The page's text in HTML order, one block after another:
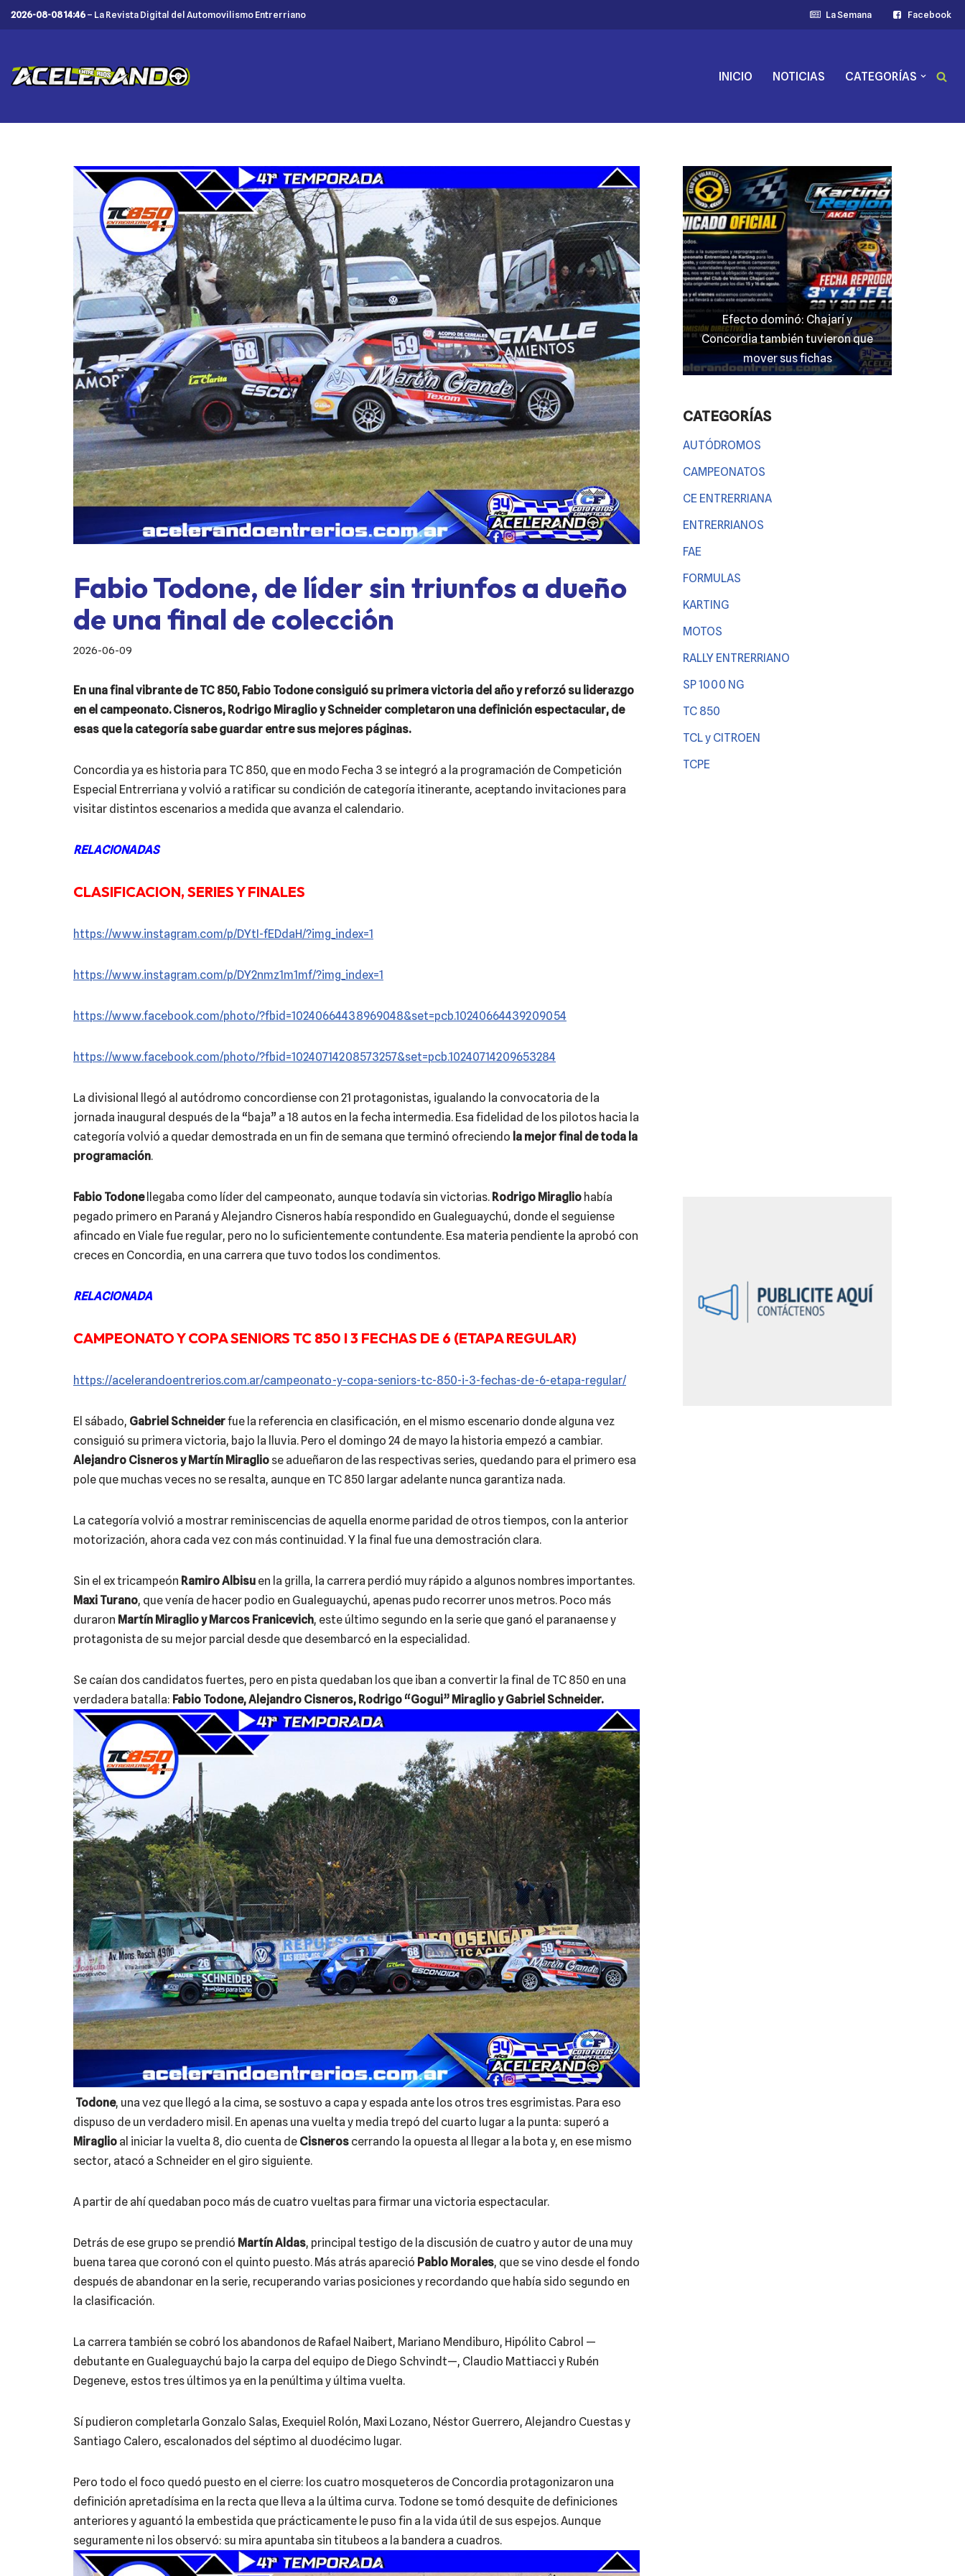
contenido
2026-08-08 14:46 – La Revista Digital del Automovilismo Entrerriano La Semana Facebook
INICIO NOTICIAS CATEGORÍAS
Fabio Todone, de líder sin triunfos a dueño
de una final de colección
2026-06-09
En una final vibrante de TC 850, Fabio Todone consiguió su primera victoria del año y reforzó su liderazgo
en el campeonato. Cisneros, Rodrigo Miraglio y Schneider completaron una definición espectacular, de
esas que la categoría sabe guardar entre sus mejores páginas.
Concordia ya es historia para TC 850, que en modo Fecha 3 se integró a la programación de Competición
Especial Entrerriana y volvió a ratificar su condición de categoría itinerante, aceptando invitaciones para
visitar distintos escenarios a medida que avanza el calendario.
RELACIONADAS
CLASIFICACION, SERIES Y FINALES
https://www.instagram.com/p/DYtI-fEDdaH/?img_index=1
https://www.instagram.com/p/DY2nmz1m1mf/?img_index=1
https://www.facebook.com/photo/?fbid=10240664438969048&set=pcb.10240664439209054
https://www.facebook.com/photo/?fbid=10240714208573257&set=pcb.10240714209653284
La divisional llegó al autódromo concordiense con 21 protagonistas, igualando la convocatoria de la
jornada inaugural después de la “baja” a 18 autos en la fecha intermedia. Esa fidelidad de los pilotos hacia la
categoría volvió a quedar demostrada en un fin de semana que terminó ofreciendo la mejor final de toda la
programación.
Fabio Todonellegaba como líder del campeonato, aunque todavía sin victorias. Rodrigo Miraglio había
pegado primero en Paraná y Alejandro Cisneros había respondido en Gualeguaychú, donde el seguiense
afincado en Viale fue regular, pero no lo suficientemente contundente. Esa materia pendiente la aprobó con
creces en Concordia, en una carrera que tuvo todos los condimentos.
RELACIONADA
CAMPEONATO Y COPA SENIORS TC 850 I 3 FECHAS DE 6 (ETAPA REGULAR)
https://acelerandoentrerios.com.ar/campeonato-y-copa-seniors-tc-850-i-3-fechas-de-6-etapa-regular/
El sábado, Gabriel Schneiderfue la referencia en clasificación, en el mismo escenario donde alguna vez
consiguió su primera victoria, bajo la lluvia. Pero el domingo 24 de mayo la historia empezó a cambiar.
Alejandro Cisneros y Martín Miraglio se adueñaron de las respectivas series, quedando para el primero esa
pole que muchas veces no se resalta, aunque en TC 850 largar adelante nunca garantiza nada.
La categoría volvió a mostrar reminiscencias de aquella enorme paridad de otros tiempos, con la anterior
motorización, ahora cada vez con más continuidad. Y la final fue una demostración clara.
Sin el ex tricampeón Ramiro Albisu en la grilla, la carrera perdió muy rápido a algunos nombres importantes.
Maxi Turano, que venía de hacer podio en Gualeguaychú, apenas pudo recorrer unos metros. Poco más
duraron Martín Miraglio y Marcos Franicevich, este último segundo en la serie que ganó el paranaense y
protagonista de su mejor parcial desde que desembarcó en la especialidad.
Se caían dos candidatos fuertes, pero en pista quedaban los que iban a convertir la final de TC 850 en una
verdadera batalla: Fabio Todone, Alejandro Cisneros, Rodrigo “Gogui” Miraglio y Gabriel Schneider.
Todone, una vez que llegó a la cima, se sostuvo a capa y espada ante los otros tres esgrimistas. Para eso
dispuso de un verdadero misil. En apenas una vuelta y media trepó del cuarto lugar a la punta: superó a
Miraglio al iniciar la vuelta 8, dio cuenta de Cisneros cerrando la opuesta al llegar a la bota y, en ese mismo
sector, atacó a Schneider en el giro siguiente.
A partir de ahí quedaban poco más de cuatro vueltas para firmar una victoria espectacular.
Detrás de ese grupo se prendió Martín Aldas, principal testigo de la discusión de cuatro y autor de una muy
buena tarea que coronó con el quinto puesto. Más atrás apareció Pablo Morales, que se vino desde el fondo
después de abandonar en la serie, recuperando varias posiciones y recordando que había sido segundo en
la clasificación.
La carrera también se cobró los abandonos de Rafael Naibert, Mariano Mendiburo, Hipólito Cabrol —
debutante en Gualeguaychú bajo la carpa del equipo de Diego Schvindt—, Claudio Mattiacci y Rubén
Degeneve, estos tres últimos ya en la penúltima y última vuelta.
Sí pudieron completarla Gonzalo Salas, Exequiel Rolón, Maxi Lozano, Néstor Guerrero, Alejandro Cuestas y
Santiago Calero, escalonados del séptimo al duodécimo lugar.
Pero todo el foco quedó puesto en el cierre: los cuatro mosqueteros de Concordia protagonizaron una
definición apretadísima en la recta que lleva a la última curva. Todone se tomó desquite de definiciones
anteriores y aguantó la embestida que prácticamente le puso fin a la vida útil de sus espejos. Aunque
seguramente ni los observó: su mira apuntaba sin titubeos a la bandera a cuadros.
ASME al límite: Paraná, formato
exprés y un domingo a todo o nada
Efecto dominó: Chajarí y
Concordia también tuvieron que
mover sus fichas
JP Maín, el más fuerte acento
entrerriano en las “100 Millas” del
TC 4000
CATEGORÍAS
AUTÓDROMOS
CAMPEONATOS
CE ENTRERRIANA
ENTRERRIANOS
FAE
FORMULAS
KARTING
MOTOS
RALLY ENTRERRIANO
SP 1000 NG
TC 850
TCL y CITROEN
TCPE